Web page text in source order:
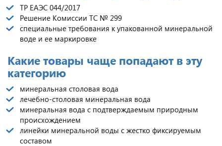
ТР ЕАЭС 044/2017
Решение Комиссии ТС № 299
специальные требования к упакованной минеральной
воде и ее маркировке
Какие товары чаще попадают в эту
категорию
минеральная столовая вода
лечебно-столовая минеральная вода
минеральная вода с подтверждаемым природным
происхождением
линейки минеральной воды с жестко фиксируемым
составом